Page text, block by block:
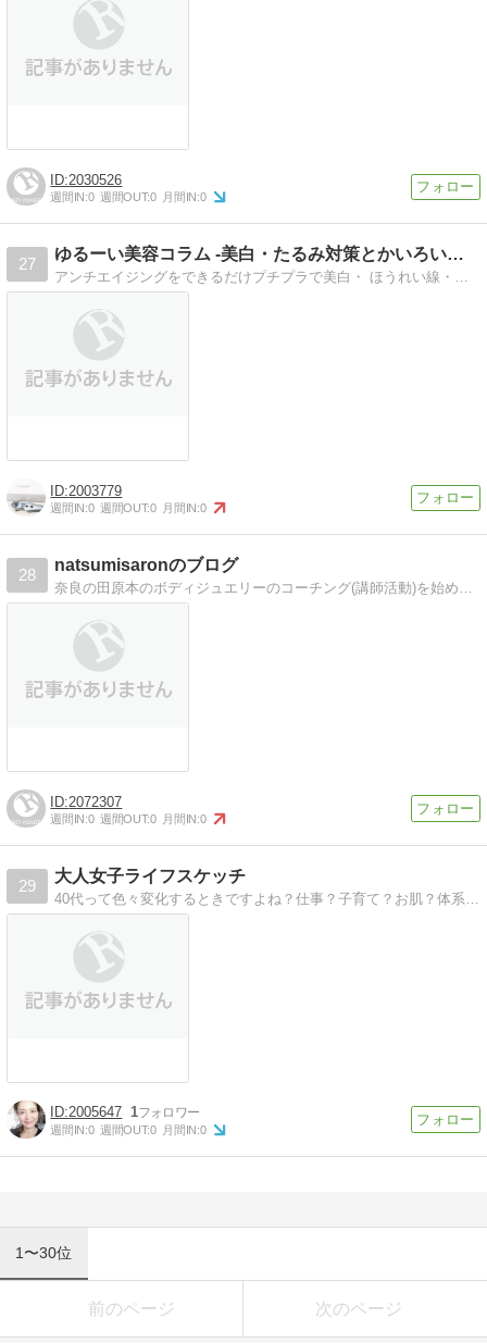
2030526
週間IN:0 週間OUT:0 月間IN:0
27
ゆるーい美容コラム -美白・たるみ対策とかいろいろやってます
アンチエイジングをできるだけプチプラで美白・ ほうれい線・たるみ対策とかいろいろやってます
2003779
週間IN:0 週間OUT:0 月間IN:0
28
natsumisaronのブログ
奈良の田原本のボディジュエリーのコーチング(講師活動)を始めたいと思っております。他には、美容、スキンケア部門で、アフィリエイトを頑張っているので、是非覗いてみて下さい。宜しくお願い致します。ありがとうございます。
2072307
週間IN:0 週間OUT:0 月間IN:0
29
大人女子ライフスケッチ
40代って色々変化するときですよね？仕事？子育て？お肌？体系？色んな変化に戸惑いながらも頑張っている大人女子の皆さんへ。美容・健康・ファッション同世代の大人女子が気になるものをご紹介します。
2005647 1
週間IN:0 週間OUT:0 月間IN:0
1〜30位
前のページ 次のページ